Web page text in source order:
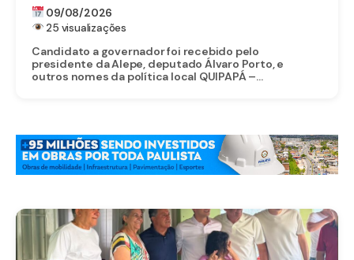
09/08/2026
25 visualizações
Candidato a governador foi recebido pelo
presidente da Alepe, deputado Álvaro Porto, e
outros nomes da política local QUIPAPÁ –...